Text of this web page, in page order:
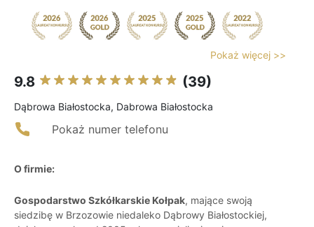
Pokaż więcej >>
9.8 (39)
Dąbrowa Białostocka, Dabrowa Białostocka
Pokaż numer telefonu
O firmie:
Gospodarstwo Szkółkarskie Kołpak, mające swoją
siedzibę w Brzozowie niedaleko Dąbrowy Białostockiej,